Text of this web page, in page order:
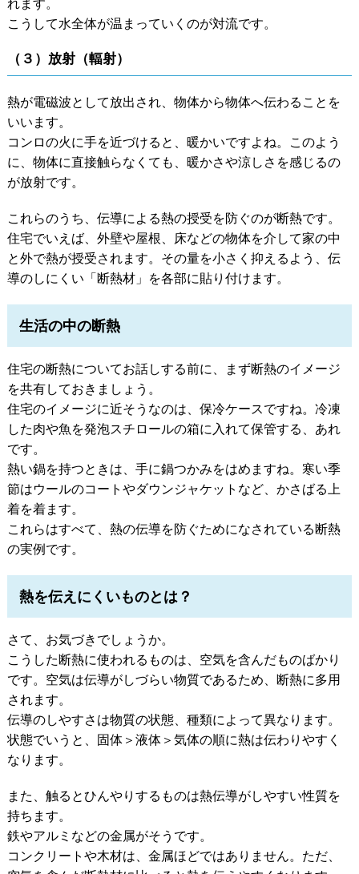
れます。
こうして水全体が温まっていくのが対流です。
（３）放射（輻射）
熱が電磁波として放出され、物体から物体へ伝わることを
いいます。
コンロの火に手を近づけると、暖かいですよね。このよう
に、物体に直接触らなくても、暖かさや涼しさを感じるの
が放射です。
これらのうち、伝導による熱の授受を防ぐのが断熱です。
住宅でいえば、外壁や屋根、床などの物体を介して家の中
と外で熱が授受されます。その量を小さく抑えるよう、伝
導のしにくい「断熱材」を各部に貼り付けます。
生活の中の断熱
住宅の断熱についてお話しする前に、まず断熱のイメージ
を共有しておきましょう。
住宅のイメージに近そうなのは、保冷ケースですね。冷凍
した肉や魚を発泡スチロールの箱に入れて保管する、あれ
です。
熱い鍋を持つときは、手に鍋つかみをはめますね。寒い季
節はウールのコートやダウンジャケットなど、かさばる上
着を着ます。
これらはすべて、熱の伝導を防ぐためになされている断熱
の実例です。
熱を伝えにくいものとは？
さて、お気づきでしょうか。
こうした断熱に使われるものは、空気を含んだものばかり
です。空気は伝導がしづらい物質であるため、断熱に多用
されます。
伝導のしやすさは物質の状態、種類によって異なります。
状態でいうと、固体＞液体＞気体の順に熱は伝わりやすく
なります。
また、触るとひんやりするものは熱伝導がしやすい性質を
持ちます。
鉄やアルミなどの金属がそうです。
コンクリートや木材は、金属ほどではありません。ただ、